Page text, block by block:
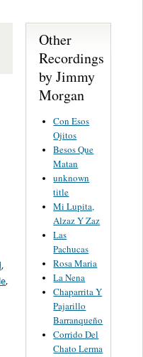
,
,
Other
Recordings
by Jimmy
Morgan
Con Esos
Ojitos
Besos Que
Matan
unknown
title
Mi Lupita,
Alzaz Y Zaz
Las
Pachucas
Rosa Maria
La Nena
Chaparrita Y
Pajarillo
Barranqueño
Corrido Del
Chato Lerma